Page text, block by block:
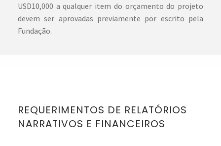
USD10,000 a qualquer item do orçamento do projeto
devem ser aprovadas previamente por escrito pela
Fundação.
REQUERIMENTOS DE RELATÓRIOS
NARRATIVOS E FINANCEIROS